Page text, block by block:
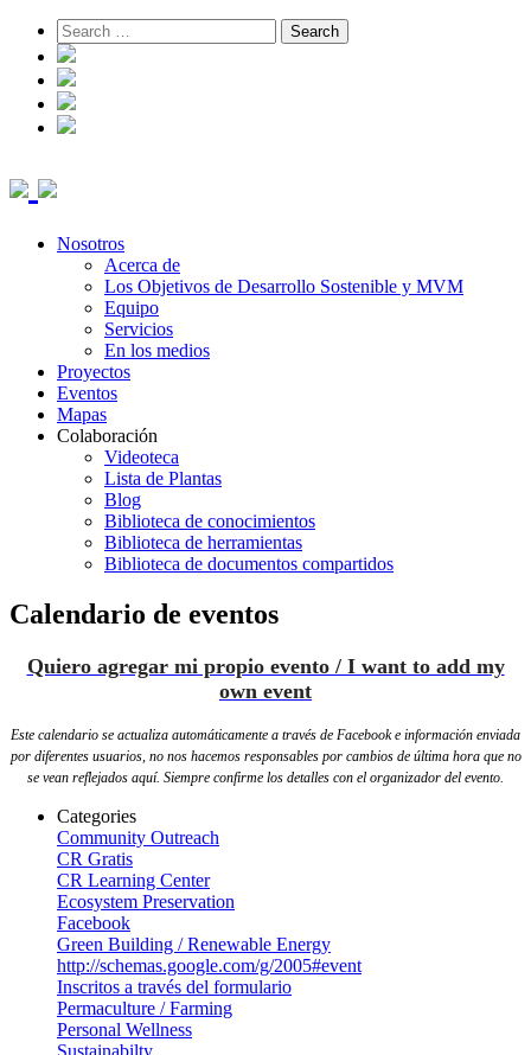
Skip
content
Search
for:
Nosotros
Acerca de
Los Objetivos de Desarrollo Sostenible y MVM
Equipo
Servicios
En los medios
Proyectos
Eventos
Mapas
Colaboración
Videoteca
Lista de Plantas
Blog
Biblioteca de conocimientos
Biblioteca de herramientas
Biblioteca de documentos compartidos
Calendario de eventos
Quiero agregar mi propio evento / I want to add my
own event
Este calendario se actualiza automáticamente a través de Facebook e información enviada
por diferentes usuarios, no nos hacemos responsables por cambios de última hora que no
se vean reflejados aquí. Siempre confirme los detalles con el organizador del evento.
Categories
Community Outreach
CR Gratis
CR Learning Center
Ecosystem Preservation
Facebook
Green Building / Renewable Energy
http://schemas.google.com/g/2005#event
Inscritos a través del formulario
Permaculture / Farming
Personal Wellness
Sustainabilty